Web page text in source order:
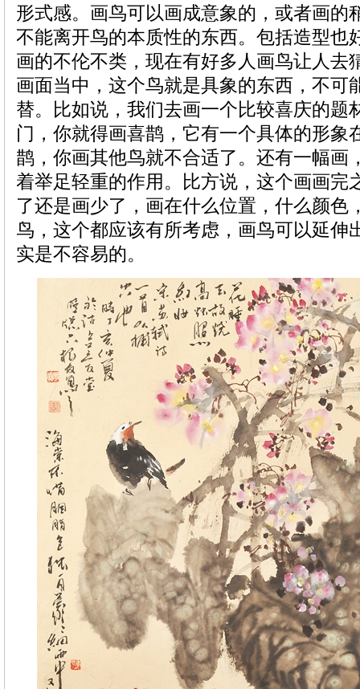
形式感。画鸟可以画成意象的，或者画的
不能离开鸟的本质性的东西。包括造型也
画的不伦不类，现在有好多人画鸟让人去
画面当中，这个鸟就是具象的东西，不可
替。比如说，我们去画一个比较喜庆的题
门，你就得画喜鹊，它有一个具体的形象
鹊，你画其他鸟就不合适了。还有一幅画
着举足轻重的作用。比方说，这个画画完
了还是画少了，画在什么位置，什么颜色
鸟，这个都应该有所考虑，画鸟可以延伸
实是不容易的。